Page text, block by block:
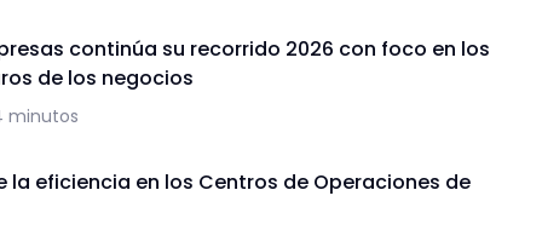
continúa su recorrido 2026 con foco en los
de los negocios
minutos
la eficiencia en los Centros de Operaciones de